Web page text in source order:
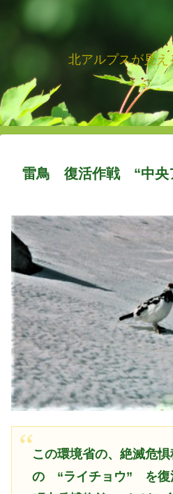
北アルプスが見え
雷鳥 復活作戦 “中央
この環境省の、絶滅危
の “ライチョウ” を復